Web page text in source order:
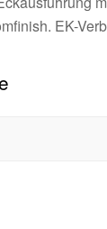
EK-